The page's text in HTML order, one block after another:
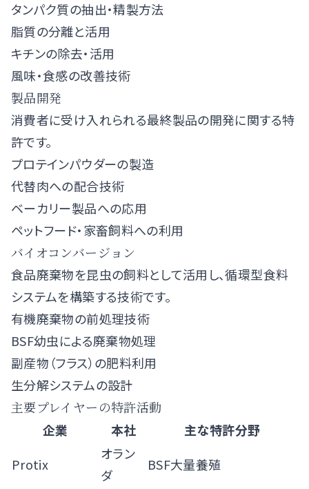
タンパク質の抽出・精製方法
脂質の分離と活用
キチンの除去・活用
風味・食感の改善技術
製品開発
消費者に受け入れられる最終製品の開発に関する特
許です。
プロテインパウダーの製造
代替肉への配合技術
ベーカリー製品への応用
ペットフード・家畜飼料への利用
バイオコンバージョン
食品廃棄物を昆虫の飼料として活用し、循環型食料
システムを構築する技術です。
有機廃棄物の前処理技術
BSF幼虫による廃棄物処理
副産物（フラス）の肥料利用
生分解システムの設計
主要プレイヤーの特許活動
企業
本社
主な特許分野
Protix
オラン
ダ
BSF大量養殖